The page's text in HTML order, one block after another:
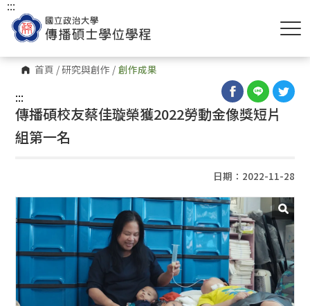
首頁 /研究與創作 / 創作成果
:::
:::
傳播碩校友蔡佳璇榮獲2022勞動金像獎短片
組第一名
日期：2022-11-28